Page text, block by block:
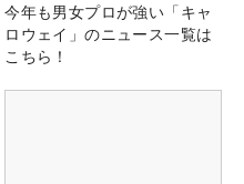
今年も男女プロが強い「キャ
ロウェイ」のニュース一覧は
こちら！